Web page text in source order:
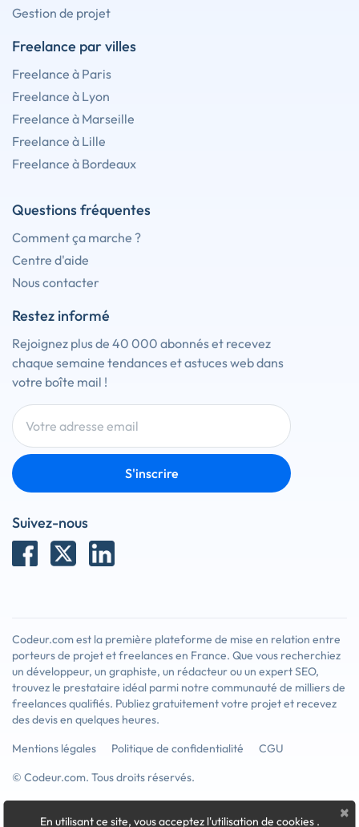
Gestion de projet
Freelance par villes
Freelance à Paris
Freelance à Lyon
Freelance à Marseille
Freelance à Lille
Freelance à Bordeaux
Questions fréquentes
Comment ça marche ?
Centre d'aide
Nous contacter
Restez informé
Rejoignez plus de 40 000 abonnés et recevez
chaque semaine tendances et astuces web dans
votre boîte mail !
S'inscrire
Suivez-nous
Codeur.com est la première plateforme de mise en relation entre
porteurs de projet et freelances en France. Que vous recherchiez
un développeur, un graphiste, un rédacteur ou un expert SEO,
trouvez le prestataire idéal parmi notre communauté de milliers de
freelances qualifiés. Publiez gratuitement votre projet et recevez
des devis en quelques heures.
Mentions légales
Politique de confidentialité
CGU
© Codeur.com. Tous droits réservés.
×
En utilisant ce site, vous acceptez l'utilisation de cookies .